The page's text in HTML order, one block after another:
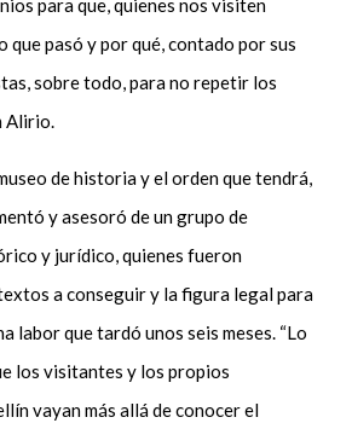
para que, quienes nos visiten
que pasó y por qué, contado por sus
sobre todo, para no repetir los
Alirio.
de historia y el orden que tendrá,
y asesoró de un grupo de
y jurídico, quienes fueron
a conseguir y la figura legal para
labor que tardó unos seis meses. “Lo
los visitantes y los propios
vayan más allá de conocer el